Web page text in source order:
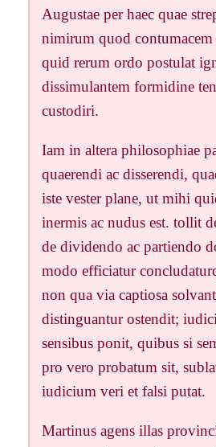
Augustae per haec quae
nimirum quod contumacem
quid rerum ordo postulat
dissimulantem formidine
custodiri.
Iam in altera philosophiae
quaerendi ac disserendi,
iste vester plane, ut mihi
inermis ac nudus est. tollit
de dividendo ac partiendo
modo efficiatur
non qua via captiosa
distinguantur ostendit;
sensibus ponit, quibus si
pro vero probatum sit,
iudicium veri et falsi putat.
Martinus agens illas